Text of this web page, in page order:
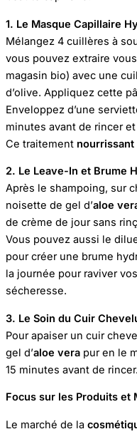
1. Le Masque Capillaire
Mélangez 4 cuillères à
vous pouvez extraire
magasin bio) avec une
d’olive. Appliquez cette
Enveloppez d’une
minutes avant de rincer
Ce traitement nourrissant
2. Le Leave-In et Brume
Après le shampoing, sur
noisette de gel d’aloe
de crème de jour sans
Vous pouvez aussi le
pour créer une brume
la journée pour raviver
sécheresse.
3. Le Soin du Cuir
Pour apaiser un cuir
gel d’aloe vera pur en le
15 minutes avant de rincer.
Focus sur les Produits et
Le marché de la